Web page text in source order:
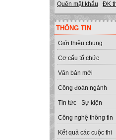
Quên mật khẩu ĐK
THÔNG TIN
Giới thiệu chung
Cơ cấu tổ chức
Văn bản mới
Công đoàn ngành
Tin tức - Sự kiện
Công nghệ thông tin
Kết quả các cuộc thi